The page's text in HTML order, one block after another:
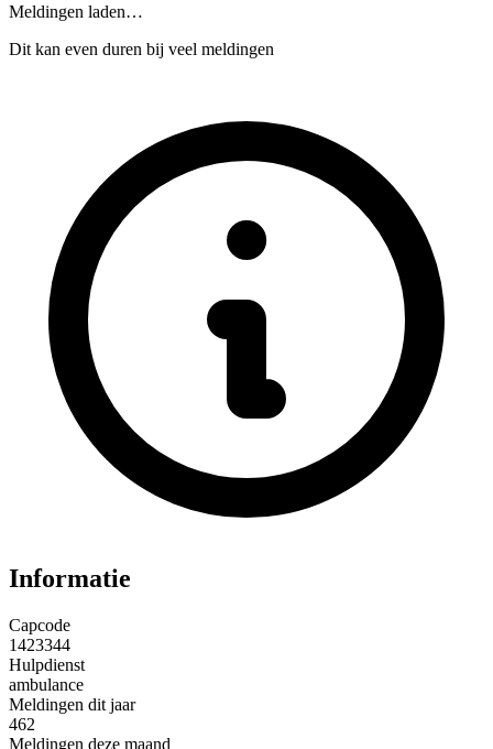
Meldingen laden…
Dit kan even duren bij veel meldingen
Informatie
Capcode
1423344
Hulpdienst
ambulance
Meldingen dit jaar
462
Meldingen deze maand